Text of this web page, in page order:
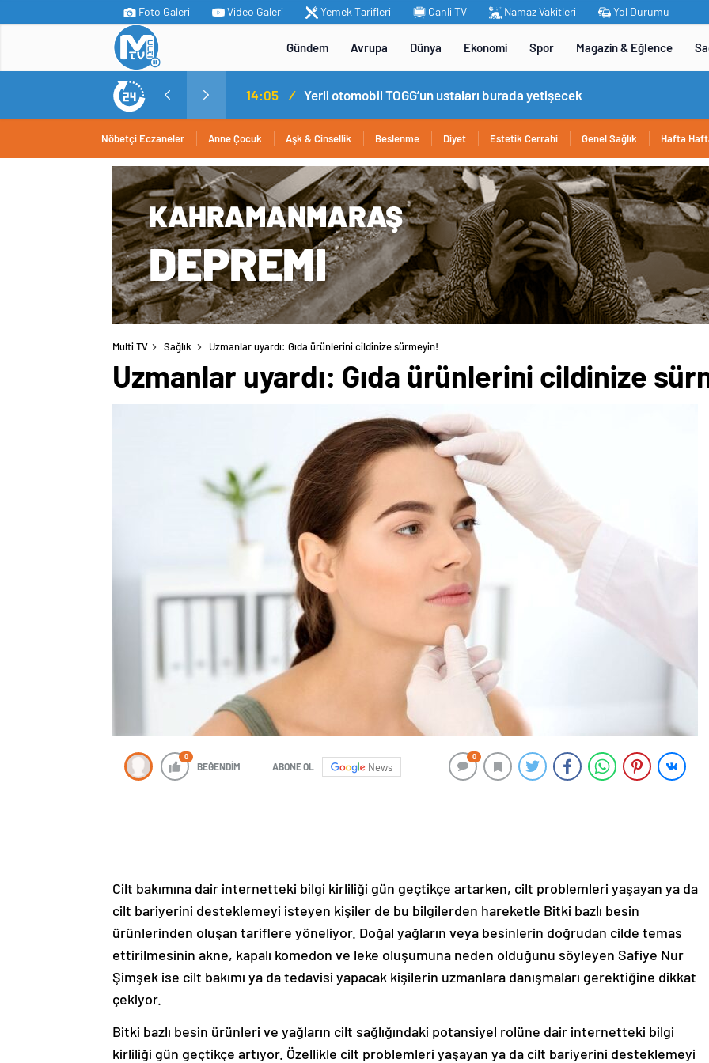
Foto Galeri Video Galeri Yemek Tarifleri Canli TV Namaz Vakitleri Yol Durumu
Gündem Avrupa Dünya Ekonomi Spor Magazin & Eğlence
MİT’ten Irak’ın kuzeyinde operasyon: Ramazan Güneş Türkiye’ye getirildi 14:05 / Yerli otomobil TOGG’un ustaları burada yetişecek
Nöbetçi Eczaneler Anne Çocuk Aşk & Cinsellik Beslenme Diyet Estetik Cerrahi Genel Sağlık Hafta
Multi TV Sağlık Uzmanlar uyardı: Gıda ürünlerini cildinize sürmeyin!
Uzmanlar uyardı: Gıda ürünlerini cildinize
0
BEĞENDİM ABONE OL News
0
Cilt bakımına dair internetteki bilgi kirliliği gün geçtikçe artarken, cilt problemleri yaşayan ya da
cilt bariyerini desteklemeyi isteyen kişiler de bu bilgilerden hareketle Bitki bazlı besin
ürünlerinden oluşan tariflere yöneliyor. Doğal yağların veya besinlerin doğrudan cilde temas
ettirilmesinin akne, kapalı komedon ve leke oluşumuna neden olduğunu söyleyen Safiye Nur
Şimşek ise cilt bakımı ya da tedavisi yapacak kişilerin uzmanlara danışmaları gerektiğine dikkat
çekiyor.
Bitki bazlı besin ürünleri ve yağların cilt sağlığındaki potansiyel rolüne dair internetteki bilgi
kirliliği gün geçtikçe artıyor. Özellikle cilt problemleri yaşayan ya da cilt bariyerini desteklemeyi